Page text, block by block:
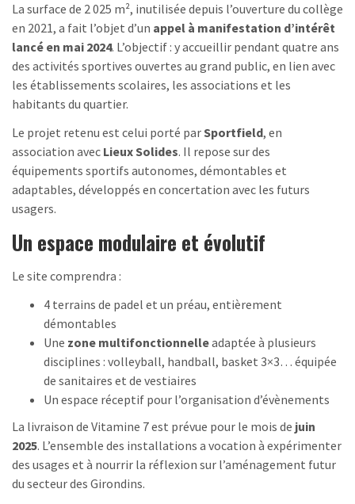
La surface de 2 025 m², inutilisée depuis l’ouverture du collège
en 2021, a fait l’objet d’un appel à manifestation d’intérêt
lancé en mai 2024. L’objectif : y accueillir pendant quatre ans
des activités sportives ouvertes au grand public, en lien avec
les établissements scolaires, les associations et les
habitants du quartier.
Le projet retenu est celui porté parSportfield, en
association avec Lieux Solides. Il repose sur des
équipements sportifs autonomes, démontables et
adaptables, développés en concertation avec les futurs
usagers.
Un espace modulaire et évolutif
Le site comprendra :
4 terrains de padel et un préau, entièrement
démontables
Une zone multifonctionnelleadaptée à plusieurs
disciplines : volleyball, handball, basket 3×3… équipée
de sanitaires et de vestiaires
Un espace réceptif pour l’organisation d’évènements
La livraison de Vitamine 7 est prévue pour le mois de juin
2025. L’ensemble des installations a vocation à expérimenter
des usages et à nourrir la réflexion sur l’aménagement futur
du secteur des Girondins.